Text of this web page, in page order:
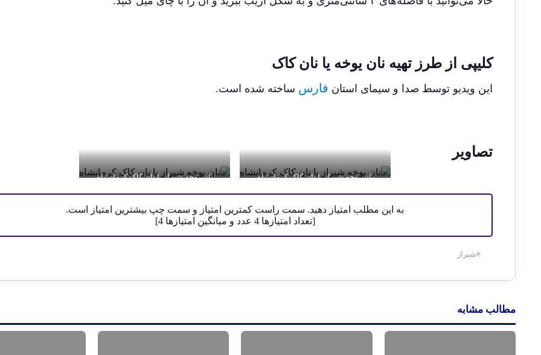
کلیپی از طرز تهیه نان یوخه یا نان کاک
این ویدیو توسط صدا و سیمای استان فارس ساخته شده است.
تصاویر
نان یوخه شیراز یا نان کاک کرمانشاه نان یوخه شیراز یا نان کاک کرمانشاه
به این مطلب امتیاز دهید. سمت راست کمترین امتیاز و سمت چپ بیشترین امتیاز است.
[تعداد امتیازها4 عدد و میانگین امتیازها4
]
#شیراز
مطالب مشابه